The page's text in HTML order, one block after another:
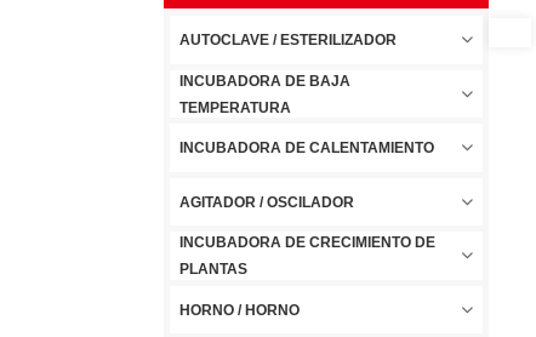
AUTOCLAVE / ESTERILIZADOR
INCUBADORA DE BAJA
TEMPERATURA
INCUBADORA DE CALENTAMIENTO
AGITADOR / OSCILADOR
INCUBADORA DE CRECIMIENTO DE
PLANTAS
HORNO / HORNO